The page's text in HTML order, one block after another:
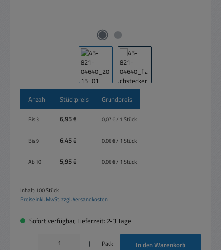
Anzahl Stückpreis Grundpreis
Bis3 6,95 € 0,07 € / 1 Stück
Bis9 6,45 € 0,06 € / 1 Stück
Ab 10 5,95 € 0,06 € / 1 Stück
Inhalt:100 Stück
Preise inkl. MwSt. zzgl. Versandkosten
Sofort verfügbar, Lieferzeit: 2-3 Tage
Produkt Anzahl: Gib den gewünschten Wert ein oder benutze die Schaltflächen um
Pack In den Warenkorb